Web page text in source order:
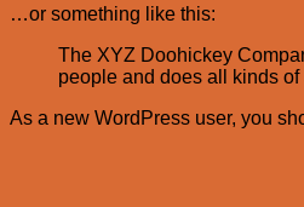
…or something like this:
The XYZ Doohickey
people and does all kinds
As a new WordPress user, you